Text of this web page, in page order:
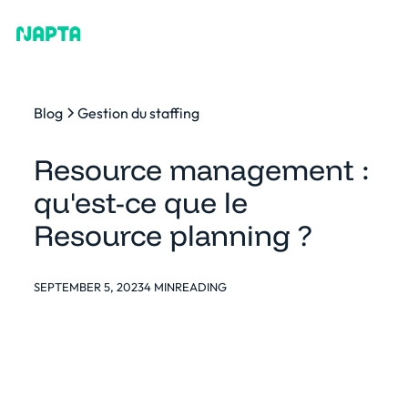
Blog Gestion du staffing
Resource management :
qu'est-ce que le
Resource planning ?
SEPTEMBER 5, 20234 MINREADING